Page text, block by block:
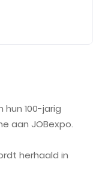
hun 100-jarig
aan JOBexpo.
herhaald in